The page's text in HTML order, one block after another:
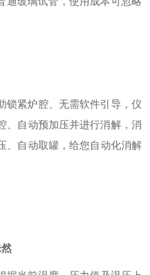
炉腔、无需软件引导，仪
、自动预加压并进行消解，消
、自动取罐，给您自动化消解